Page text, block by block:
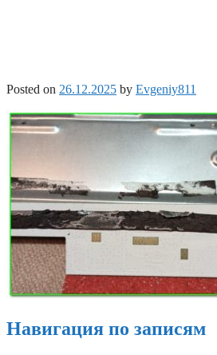
Posted on 26.12.2025 by Evgeniy811
Навигация по записям